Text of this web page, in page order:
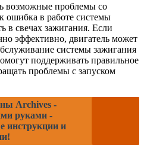
возможные проблемы со
ошибка в работе системы
в свечах зажигания. Если
эффективно, двигатель может
системы зажигания
поддерживать правильное
проблемы с запуском
Archives -
руками -
инструкции и